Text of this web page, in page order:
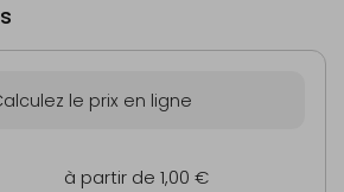
le prix en ligne
à partir de 1,00 €